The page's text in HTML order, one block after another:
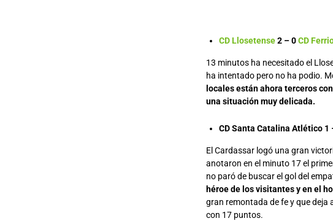
CD Llosetense2 – 0CD
13 minutos ha necesitado el
ha intentado pero no ha podio.
locales están ahora terceros
una situación muy delicada.
CD Santa Catalina Atlético 1
El Cardassar logó una gran
anotaron en el minuto 17 el
no paró de buscar el gol del
héroe de los visitantes y en el
gran remontada de fe y que deja
con 17 puntos.